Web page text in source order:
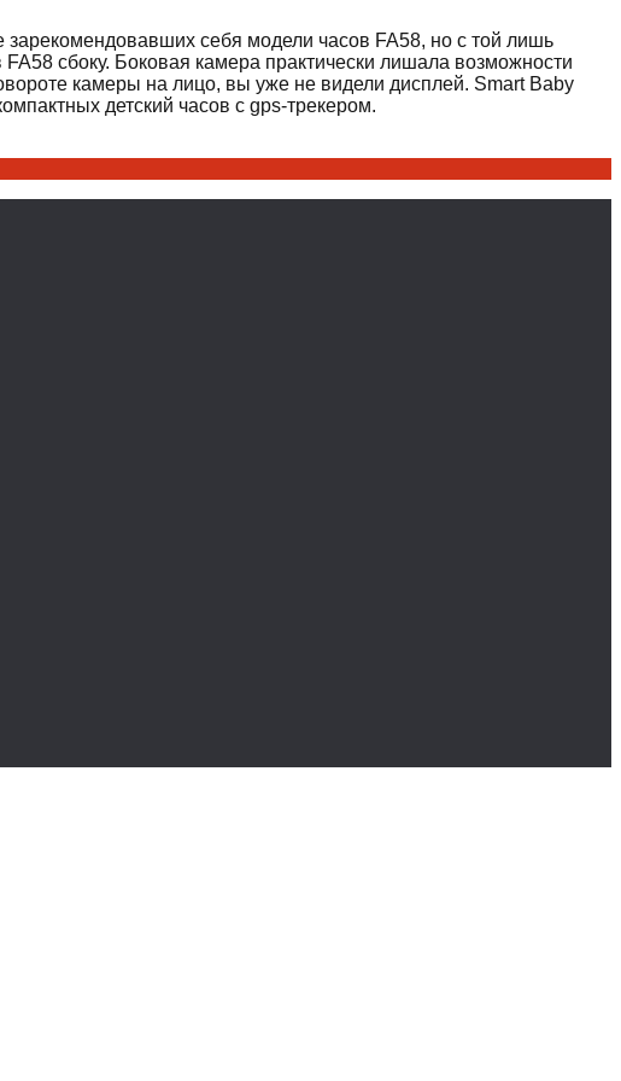
себя модели часов FA58, но с той лишь
сбоку. Боковая камера практически лишала возможности
камеры на лицо, вы уже не видели дисплей. Smart Baby
детский часов с gps-трекером.